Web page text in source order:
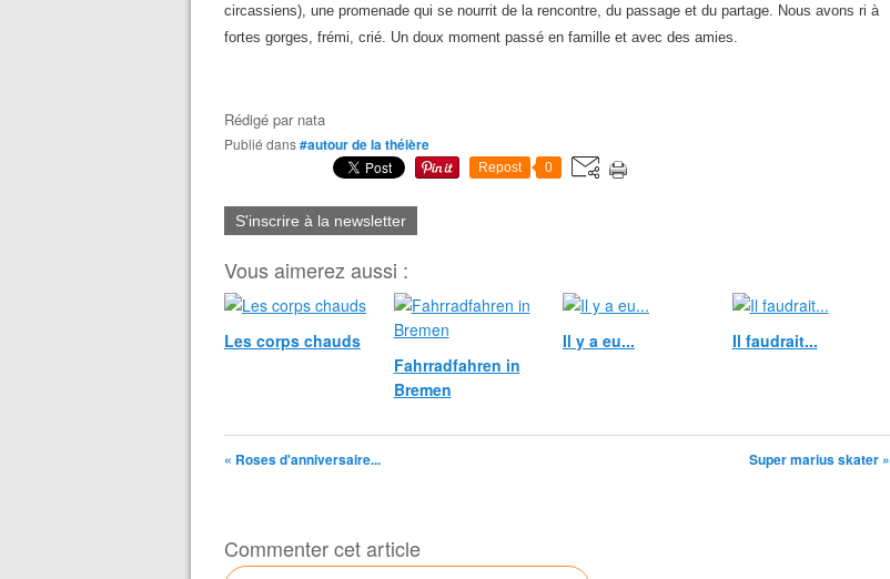
circassiens), une promenade qui se nourrit de la rencontre, du passage et du partage. Nous avons ri à
fortes gorges, frémi, crié. Un doux moment passé en famille et avec des amies.
Rédigé par nata
Publié dans#autour de la théière
Repost 0
S'inscrire à la newsletter
Vous aimerez aussi :
Les corps chauds
Fahrradfahren in
Bremen
Il y a eu... Il faudrait...
« Roses d'anniversaire... Super marius skater »
Commenter cet article